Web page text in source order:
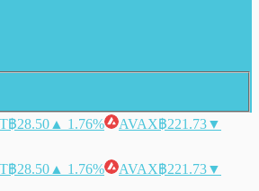
฿28.50 ▲ 1.76% AVAX฿221.73▼
฿28.50 ▲ 1.76% AVAX฿221.73▼